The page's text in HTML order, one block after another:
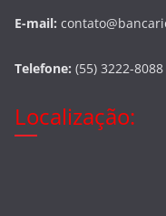
E-mail:
Telefone: (55) 3222-8088
Localização: